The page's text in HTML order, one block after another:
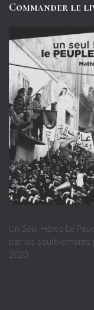
Commander le
Un Seul Héros Le
par les soulèvements
2020.